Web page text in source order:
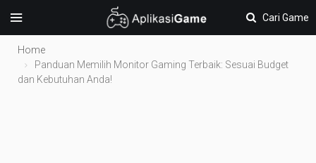
Cari Game
Home
Panduan Memilih Monitor Gaming Terbaik: Sesuai Budget
dan Kebutuhan Anda!